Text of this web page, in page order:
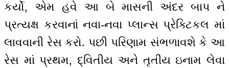
કર્યો, એમ હવે આ બે માસની અંદર બાપ ને
પ્રત્યક્ષ કરવાનાં નવા-નવા પ્લાન્સ પ્રેક્ટિકલ માં
લાવવાની રેસ કરો. પછી પરિણામ સંભળાવશે કે આ
રેસ માં પ્રથમ, દ્વિતીય અને તૃતીય ઇનામ લેવા